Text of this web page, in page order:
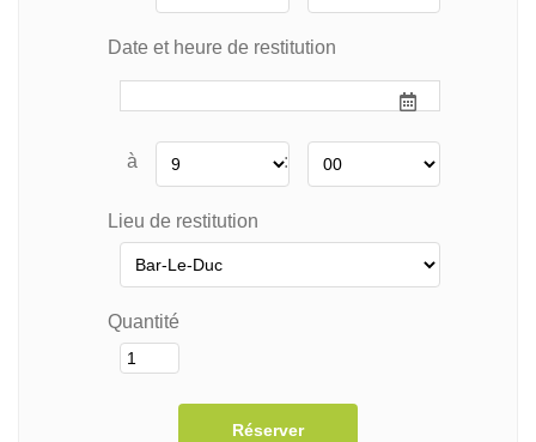
Date et heure de restitution
à :
Lieu de restitution
Quantité